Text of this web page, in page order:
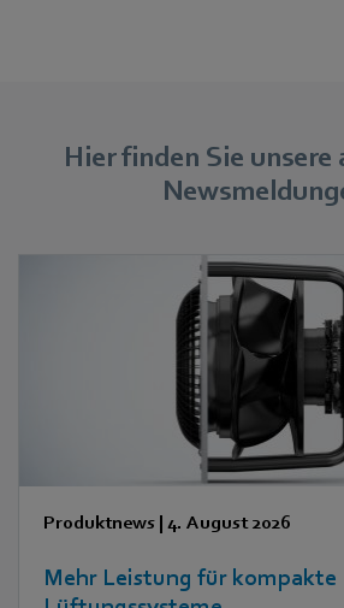
Hier finden Sie
Produktnews | 4. August 2026
Mehr Leistung für kompakte